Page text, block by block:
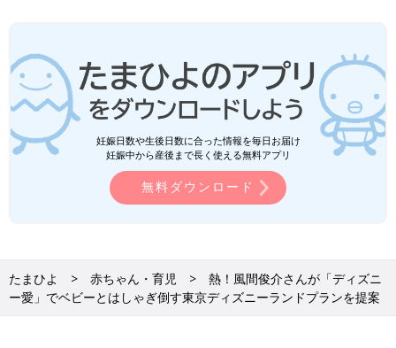
妊娠日数や生後日数に合った情報を毎日お届け
妊娠中から産後まで長く使える無料アプリ
無料ダウンロード
たまひよ 赤ちゃん・育児
熱！風間俊介さんが「ディズニ
ー愛」でベビーとはしゃぎ倒す東京ディズニーランドプランを提案